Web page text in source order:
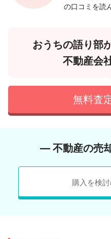
の口コミを読
おうちの語り部
不動産会
無料査
― 不動産の売
購入を検